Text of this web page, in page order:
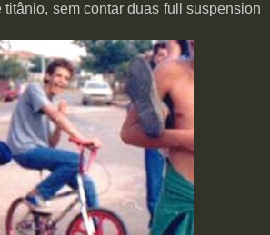
titânio, sem contar duas full suspension